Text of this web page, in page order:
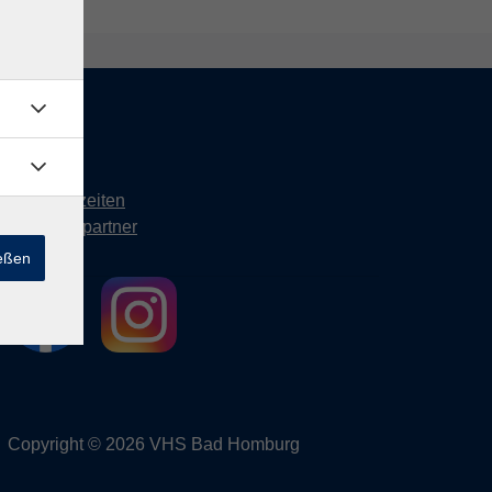
Kontakt
Öffnungszeiten
Ansprechpartner
Copyright © 2026 VHS Bad Homburg